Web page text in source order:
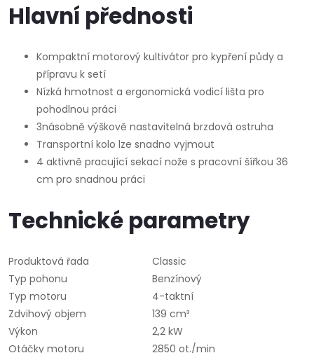
Hlavní přednosti
Kompaktní motorový kultivátor pro kypření půdy a
přípravu k setí
Nízká hmotnost a ergonomická vodicí lišta pro
pohodlnou práci
3násobně výškově nastavitelná brzdová ostruha
Transportní kolo lze snadno vyjmout
4 aktivně pracující sekací nože s pracovní šířkou 36
cm pro snadnou práci
Technické parametry
Produktová řada
Classic
Typ pohonu
Benzínový
Typ motoru
4-taktní
Zdvihový objem
139 cm³
Výkon
2,2 kW
Otáčky motoru
2850 ot./min